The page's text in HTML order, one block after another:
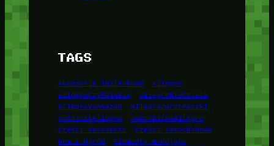
TAGS
Akcesoria łazienkowe
Allegro
allegroCzyPolskie
allegroNieDziala
allegroVsAmazon
allegroZwrotPaczki
coToJestAllegro
coZrobićNaAllegro
Części karoserii
Części samochodowe
Dom i Ogród
Elementy mocujące